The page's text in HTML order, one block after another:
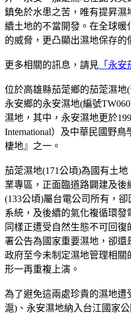
鎮免於水患之苦，唯有提昇
續土地的不當開發。在全球
的威脅，更凸顯出濕地保存的
更多相關的訊息，請見 「永
位於高雄縣茄萣鄉的茄萣濕地
永安鄉的永安濕地(編號
濕地，其中，永安濕地更於
International）及中華民國野
棲地』之一。
茄萣濕地(171公頃)為國有土
業專區，正面臨道路闢建及
(133公頃)屬台電公司所有，
系統，及後續的氣化複循環發
同樣正遭受自然生態不可回
署公告為國家重要濕地，卻還
政府至今未制定濕地管理相
形一再重複上演。
為了避免這兩處珍貴的濕地
滬)、永安濕地納入台江國家